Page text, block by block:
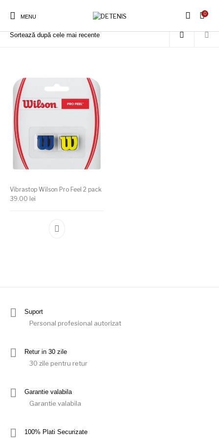
MENU
0
Prima pagină Produse etichetate „Pro Feel 2 pack”
Vibrastop Wilson Pro Feel 2 pack
39.00 lei
Suport
Personal profesional autorizat
Retur in 30 zile
30 zile pentru retur
Garantie valabila
Garantie valabila
100% Plati Securizate